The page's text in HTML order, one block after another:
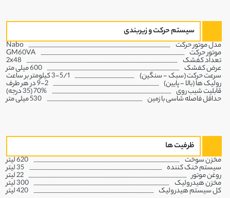
سیستم حرکت و زیربندی
مدل موتور حرکت Nabo
موتور حرکت GM60VA
تعداد کفشک 2x48
عرض کفشک 600 میلی متر
سرعت حرکت (سبک - سنگین) 3-5/1 کیلومتر بر ساعت
رولیک ها (بالا - پایین) 9-2 در هر طرف
قابلیت شیب روی 70% (35 درجه)
حداقل فاصله شاسی با زمین 530 میلی متر
ظرفیت ها
مخزن سوخت 620 لیتر
سیستم خنک کننده 35 لیتر
روغن موتور 22 لیتر
مخزن هیدرولیک 300 لیتر
کل سیستم هیدرولیک 420 لیتر